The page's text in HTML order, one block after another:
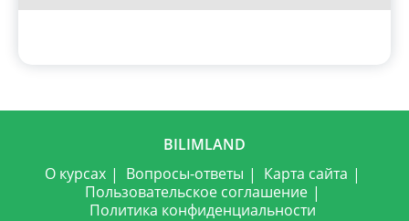
BILIMLAND
О курсах
Вопросы-ответы
Карта сайта
Пользовательское соглашение
Политика конфиденциальности